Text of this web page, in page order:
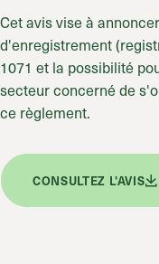
Cet avis vise à
d'enregistrement
1071 et la possibilité
secteur concerné de
ce règlement.
CONSULTEZ L'AVIS